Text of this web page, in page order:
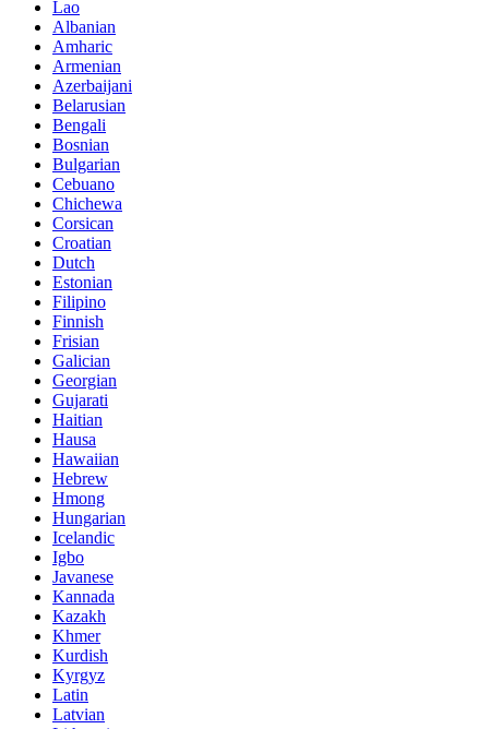
Lao
Albanian
Amharic
Armenian
Azerbaijani
Belarusian
Bengali
Bosnian
Bulgarian
Cebuano
Chichewa
Corsican
Croatian
Dutch
Estonian
Filipino
Finnish
Frisian
Galician
Georgian
Gujarati
Haitian
Hausa
Hawaiian
Hebrew
Hmong
Hungarian
Icelandic
Igbo
Javanese
Kannada
Kazakh
Khmer
Kurdish
Kyrgyz
Latin
Latvian